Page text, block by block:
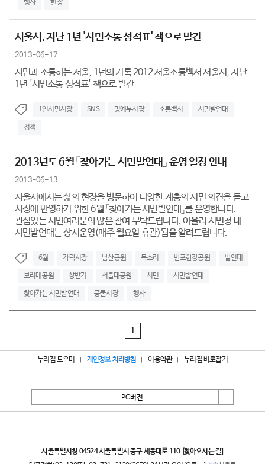
행사 현장
서울시, 지난 1년 '시민소통 성적표' 책으로 발간
2013-06-17
시민과 소통하는 서울, 1년의 기록 2012 서울소통백서 서울시, 지난
1년 '시민소통 성적표' 책으로 발간
1인시민시장 SNS 명예부시장 소통백서 시민발언대
청책
2013년도 6월 「찾아가는 시민발언대」 운영 일정 안내
2013-06-13
서울시에서는 삶의 현장을 방문하여 다양한 계층의 시민 의견을 듣고
시정에 반영하기 위한 6월 「찾아가는 시민발언대」를 운영합니다.
관심있는 시민여러분의 많은 참여 부탁드립니다. 아울러 시민청 내
시민발언대는 상시운영(매주 월요일 휴관)됨을 알려드립니다.
6월 가락시장 남산공원 목소리 반포한강공원 발언대
보라매공원 상반기 서울대공원 시민 시민발언대
찾아가는 시민발언대 풍물시장 행사
1
누리집 도우미 개인정보 처리방침 이용약관 누리집 바로잡기
PC버전
서울특별시청 04524 서울특별시 중구 세종대로 110 [찾아오시는 길]